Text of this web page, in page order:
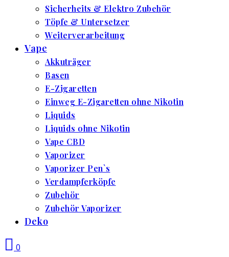
Sicherheits & Elektro Zubehör
Töpfe & Untersetzer
Weiterverarbeitung
Vape
Akkuträger
Basen
E-Zigaretten
Einweg E-Zigaretten ohne Nikotin
Liquids
Liquids ohne Nikotin
Vape CBD
Vaporizer
Vaporizer Pen`s
Verdampferköpfe
Zubehör
Zubehör Vaporizer
Deko
0